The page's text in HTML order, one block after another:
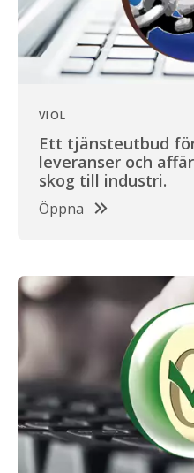
VIOL
Ett tjänsteutbud
leveranser och
skog till industri.
Öppna